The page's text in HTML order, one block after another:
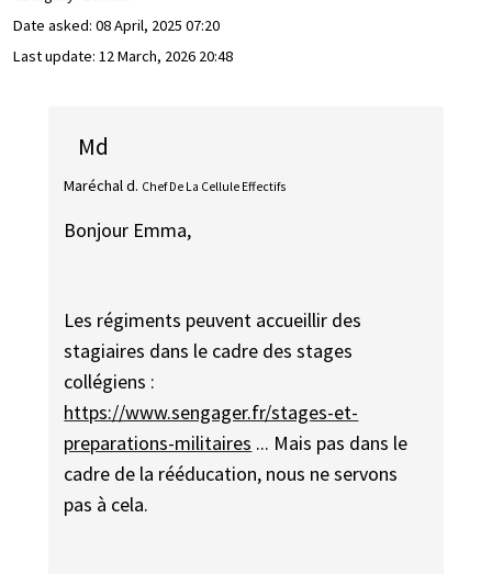
Date asked: 08 April, 2025 07:20
Last update: 12 March, 2026 20:48
Md
Maréchal d. Chef De La Cellule Effectifs
Bonjour Emma,
Les régiments peuvent accueillir des
stagiaires dans le cadre des stages
collégiens :
https://www.sengager.fr/stages-et-
preparations-militaires ... Mais pas dans le
cadre de la rééducation, nous ne servons
pas à cela.